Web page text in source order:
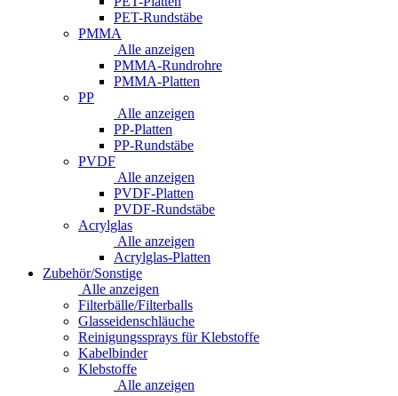
PET-Rundstäbe
PMMA
Alle anzeigen
PMMA-Rundrohre
PMMA-Platten
PP
Alle anzeigen
PP-Platten
PP-Rundstäbe
PVDF
Alle anzeigen
PVDF-Platten
PVDF-Rundstäbe
Acrylglas
Alle anzeigen
Acrylglas-Platten
Zubehör/Sonstige
Alle anzeigen
Filterbälle/Filterballs
Glasseidenschläuche
Reinigungssprays für Klebstoffe
Kabelbinder
Klebstoffe
Alle anzeigen